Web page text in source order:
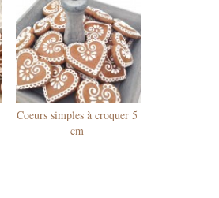
Coeurs simples à croquer 5
cm